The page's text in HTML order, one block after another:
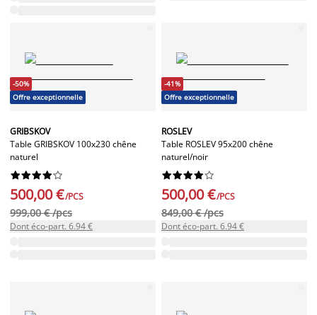
-50%
Offre exceptionnelle
GRIBSKOV
Table GRIBSKOV 100x230 chêne
naturel






500,00 €/PCS
999,00 € /pcs
Dont éco-part. 6.94 €
-41%
Offre exceptionnelle
ROSLEV
Table ROSLEV 95x200 chêne
naturel/noir






500,00 €/PCS
849,00 € /pcs
Dont éco-part. 6.94 €